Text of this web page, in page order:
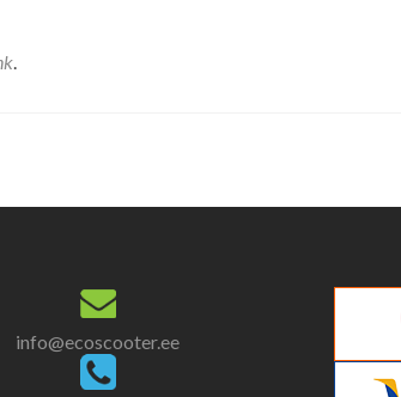
.
info@ecoscooter.ee